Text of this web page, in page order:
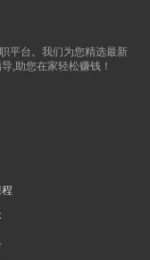
平台。我们为您精选最新
,助您在家轻松赚钱！